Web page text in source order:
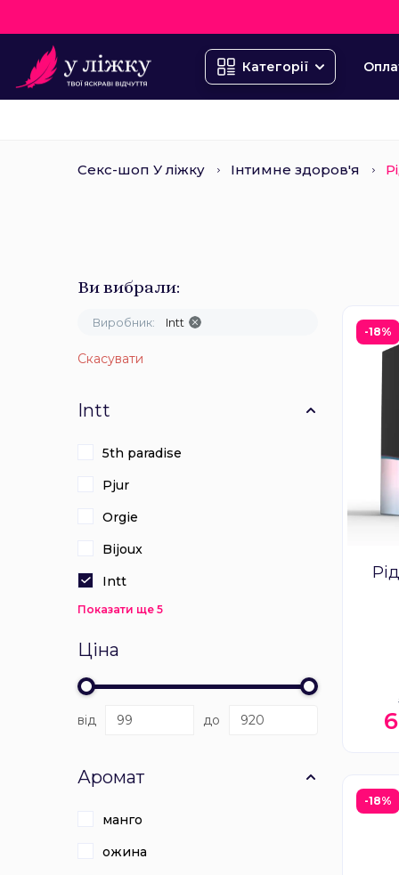
Категорії
Секс-шоп У ліжку Інтимне здоров'я
Ви вибрали:
Виробник: Intt
Скасувати
Intt
5th paradise
Pjur
Orgie
Bijoux
Intt
Показати ще 5
Ціна
від до
Аромат
манго
ожина
-18%
-18%